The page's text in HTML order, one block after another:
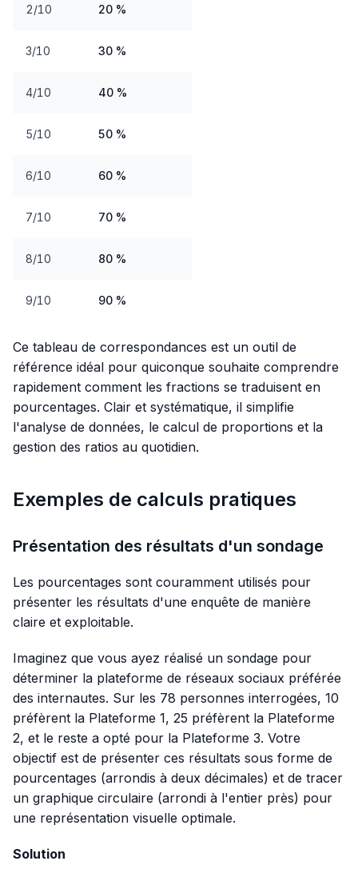
2/10 20 %
3/10 30 %
4/10 40 %
5/10 50 %
6/10 60 %
7/10 70 %
8/10 80 %
9/10 90 %
Ce tableau de correspondances est un outil de
référence idéal pour quiconque souhaite comprendre
rapidement comment les fractions se traduisent en
pourcentages. Clair et systématique, il simplifie
l'analyse de données, le calcul de proportions et la
gestion des ratios au quotidien.
Exemples de calculs pratiques
Présentation des résultats d'un sondage
Les pourcentages sont couramment utilisés pour
présenter les résultats d'une enquête de manière
claire et exploitable.
Imaginez que vous ayez réalisé un sondage pour
déterminer la plateforme de réseaux sociaux préférée
des internautes. Sur les 78 personnes interrogées, 10
préfèrent la Plateforme 1, 25 préfèrent la Plateforme
2, et le reste a opté pour la Plateforme 3. Votre
objectif est de présenter ces résultats sous forme de
pourcentages (arrondis à deux décimales) et de tracer
un graphique circulaire (arrondi à l'entier près) pour
une représentation visuelle optimale.
Solution